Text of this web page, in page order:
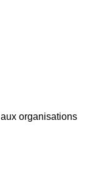
organisations